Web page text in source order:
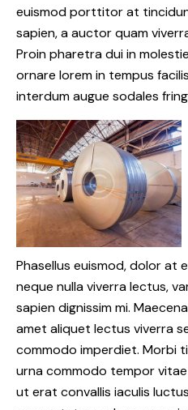
euismod porttitor at
sapien, a auctor quam
Proin pharetra dui in
ornare lorem in tempus
interdum augue sodales
Phasellus euismod, dolor at
neque nulla viverra lectus,
sapien dignissim mi.
amet aliquet lectus viverra
commodo imperdiet. Morbi
urna commodo tempor
ut erat convallis iaculis